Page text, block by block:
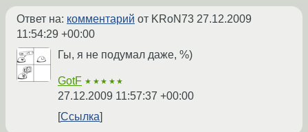
Ответ на: комментарий от KRoN73 27.12.2009
11:54:29 +00:00
Гы, я не подумал даже, %)
GotF ★★★★★
27.12.2009 11:57:37 +00:00
Ссылка